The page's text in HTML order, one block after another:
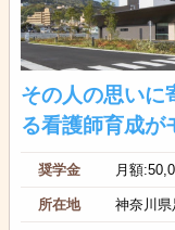
その人の思いに
る看護師育成が
奨学金 月額
所在地 神奈川